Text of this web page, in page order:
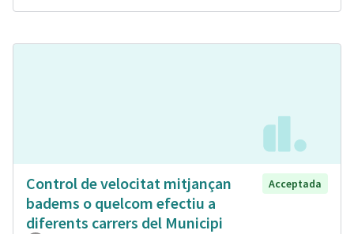
Control de velocitat mitjançan
badems o quelcom efectiu a
diferents carrers del Municipi
Acceptada